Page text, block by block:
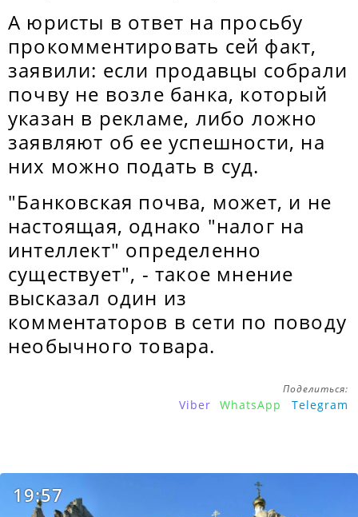
А юристы в ответ на просьбу
прокомментировать сей факт,
заявили: если продавцы собрали
почву не возле банка, который
указан в рекламе, либо ложно
заявляют об ее успешности, на
них можно подать в суд.
"Банковская почва, может, и не
настоящая, однако "налог на
интеллект" определенно
существует", - такое мнение
высказал один из
комментаторов в сети по поводу
необычного товара.
Поделиться:
Viber WhatsApp Telegram
19:57